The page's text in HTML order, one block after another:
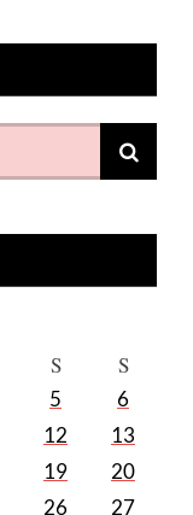
S S
5
6
12
13
19
20
26 27